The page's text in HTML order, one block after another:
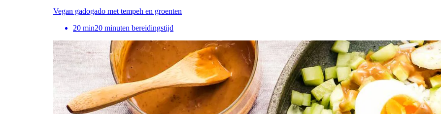
Vegan gadogado met tempeh en groenten
20 min20 minuten bereidingstijd